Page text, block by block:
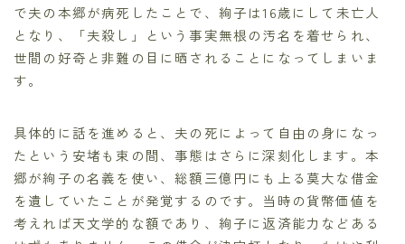
で夫の本郷が病死したことで、絢子は16歳にして未亡人
となり、「夫殺し」という事実無根の汚名を着せられ、
世間の好奇と非難の目に晒されることになってしまいま
す。
具体的に話を進めると、夫の死によって自由の身になっ
たという安堵も束の間、事態はさらに深刻化します。本
郷が絢子の名義を使い、総額三億円にも上る莫大な借金
を遺していたことが発覚するのです。当時の貨幣価値を
考えれば天文学的な額であり、絢子に返済能力などある